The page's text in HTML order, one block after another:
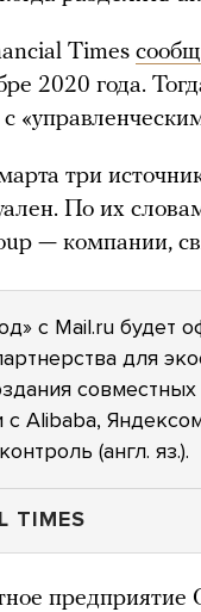
Times
2020 года.
с
три
По их
— компании,
с Mail.ru будет
для
Alibaba,
(англ. яз.).
TIMES